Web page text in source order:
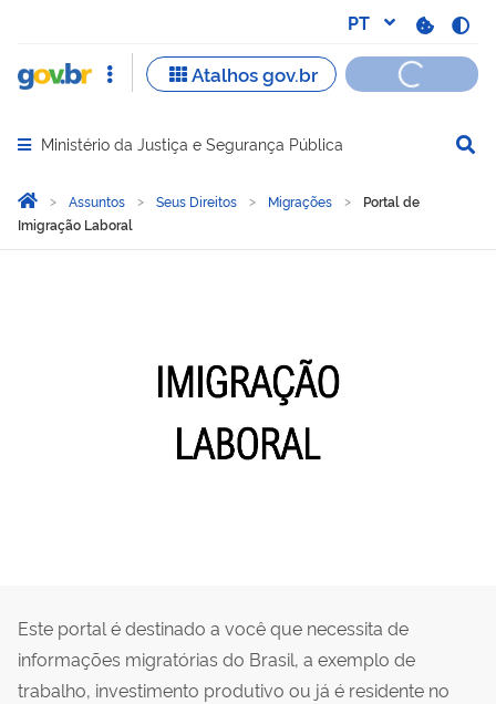
Abrir menu principal de navegação
Ministério da Justiça e Segurança Pública
Você está aqui:
Página Inicial
Assuntos Seus Direitos Migrações
Portal de
Imigração Laboral
Este portal é destinado a você que necessita de
informações migratórias do Brasil, a exemplo de
trabalho, investimento produtivo ou já é residente no